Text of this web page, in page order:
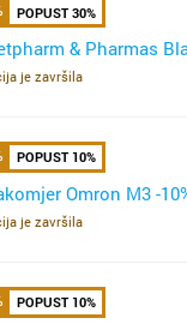
POPUST 30%
& Pharmas
je završila
POPUST 10%
Omron M3 -
je završila
POPUST 10%